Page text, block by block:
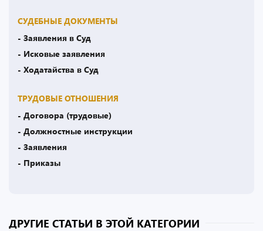
СУДЕБНЫЕ ДОКУМЕНТЫ
- Заявления в Суд
- Исковые заявления
- Ходатайства в Суд
ТРУДОВЫЕ ОТНОШЕНИЯ
- Договора (трудовые)
- Должностные инструкции
- Заявления
- Приказы
ДРУГИЕ СТАТЬИ В ЭТОЙ КАТЕГОРИИ